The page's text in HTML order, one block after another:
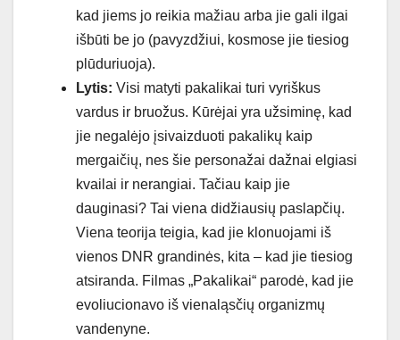
kad jiems jo reikia mažiau arba jie gali ilgai
išbūti be jo (pavyzdžiui, kosmose jie tiesiog
plūduriuoja).
Lytis: Visi matyti pakalikai turi vyriškus
vardus ir bruožus. Kūrėjai yra užsiminę, kad
jie negalėjo įsivaizduoti pakalikų kaip
mergaičių, nes šie personažai dažnai elgiasi
kvailai ir nerangiai. Tačiau kaip jie
dauginasi? Tai viena didžiausių paslapčių.
Viena teorija teigia, kad jie klonuojami iš
vienos DNR grandinės, kita – kad jie tiesiog
atsiranda. Filmas „Pakalikai“ parodė, kad jie
evoliucionavo iš vienaląsčių organizmų
vandenyne.